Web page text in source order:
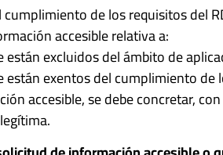
cumplimiento de los requisitos del
accesible relativa a:
están excluidos del ámbito de
están exentos del cumplimiento
accesible, se debe concretar,